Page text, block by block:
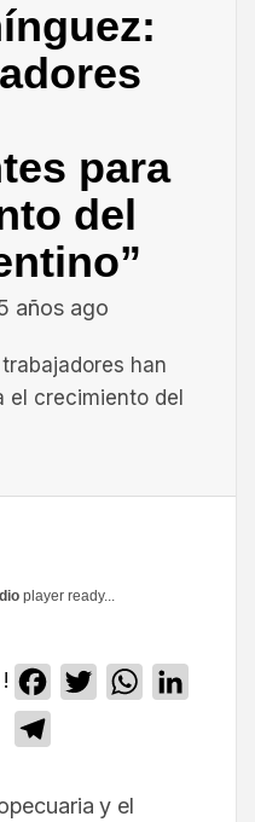
para
del
años ago
han
el crecimiento del
player ready...
Facebook
TwitterWhatsApp
y el